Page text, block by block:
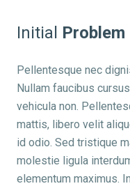
Initial Problem
Pellentesque nec
Nullam faucibus
vehicula non.
mattis, libero velit
id odio. Sed tristique
molestie ligula
elementum maximus.